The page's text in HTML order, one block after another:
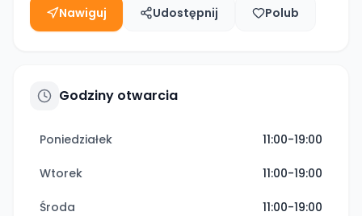
Nawiguj Udostępnij Polub
Godziny otwarcia
Poniedziałek 11:00-19:00
Wtorek 11:00-19:00
Środa 11:00-19:00